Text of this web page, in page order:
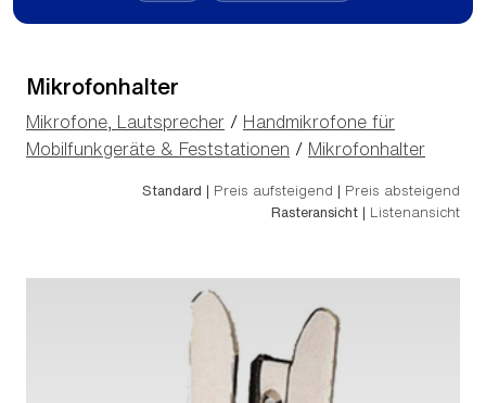
Mikrofonhalter
Mikrofone, Lautsprecher / Handmikrofone für
Mobilfunkgeräte & Feststationen / Mikrofonhalter
Standard Preis aufsteigend
Preis absteigend
Rasteransicht
Listenansicht